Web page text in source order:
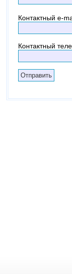
Контактный e-
Контактный